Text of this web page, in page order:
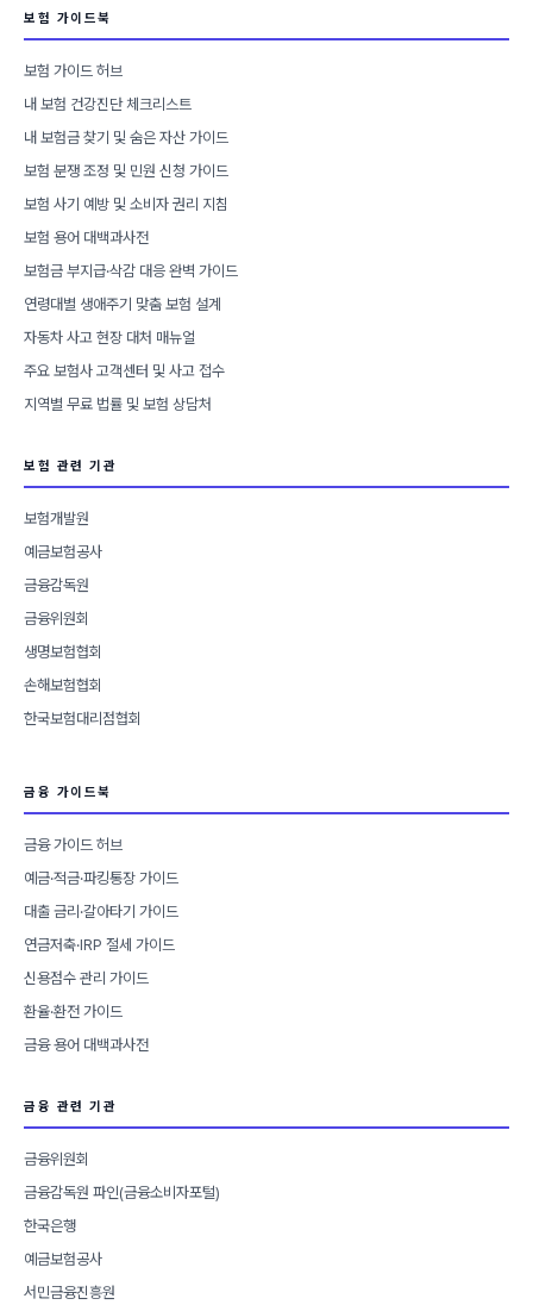
보험 가이드북
보험 가이드 허브
내 보험 건강진단 체크리스트
내 보험금 찾기 및 숨은 자산 가이드
보험 분쟁 조정 및 민원 신청 가이드
보험 사기 예방 및 소비자 권리 지침
보험 용어 대백과사전
보험금 부지급·삭감 대응 완벽 가이드
연령대별 생애주기 맞춤 보험 설계
자동차 사고 현장 대처 매뉴얼
주요 보험사 고객센터 및 사고 접수
지역별 무료 법률 및 보험 상담처
보험 관련 기관
보험개발원
예금보험공사
금융감독원
금융위원회
생명보험협회
손해보험협회
한국보험대리점협회
금융 가이드북
금융 가이드 허브
예금·적금·파킹통장 가이드
대출 금리·갈아타기 가이드
연금저축·IRP 절세 가이드
신용점수 관리 가이드
환율·환전 가이드
금융 용어 대백과사전
금융 관련 기관
금융위원회
금융감독원 파인(금융소비자포털)
한국은행
예금보험공사
서민금융진흥원